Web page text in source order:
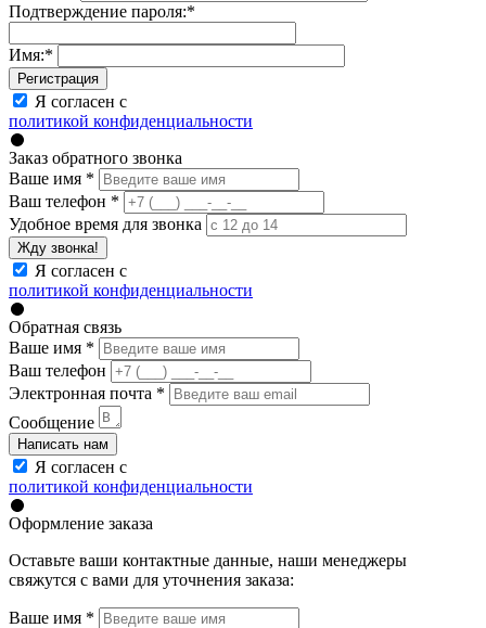
Подтверждение пароля:*
Имя:*
Регистрация
Я согласен с
политикой конфиденциальности
Заказ обратного звонка
Ваше имя *
Ваш телефон *
Удобное время для звонка
Жду звонка!
Я согласен с
политикой конфиденциальности
Обратная связь
Ваше имя *
Ваш телефон
Электронная почта *
Сообщение
Написать нам
Я согласен с
политикой конфиденциальности
Оформление заказа
Оставьте ваши контактные данные, наши менеджеры
свяжутся с вами для уточнения заказа:
Ваше имя *